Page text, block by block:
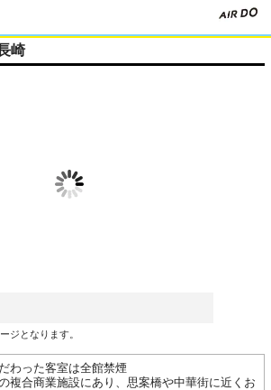
崎
ジとなります。
わった客室は全館禁煙
複合商業施設にあり、思案橋や中華街に近くお